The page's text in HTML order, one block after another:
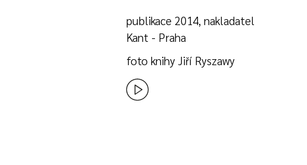
publikace 2014, nakladatel
Kant - Praha
foto knihy Jiří Ryszawy